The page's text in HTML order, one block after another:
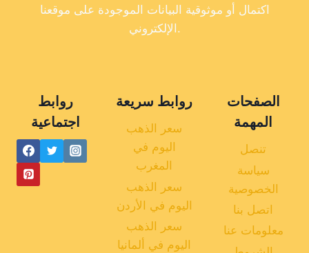
اكتمال أو موثوقية البيانات الموجودة على موقعنا
الإلكتروني.
روابط
اجتماعية
روابط سريعة
سعر الذهب
اليوم في
المغرب
سعر الذهب
اليوم في الأردن
سعر الذهب
اليوم في ألمانيا
الصفحات
المهمة
تنصل
سياسة
الخصوصية
اتصل بنا
معلومات عنا